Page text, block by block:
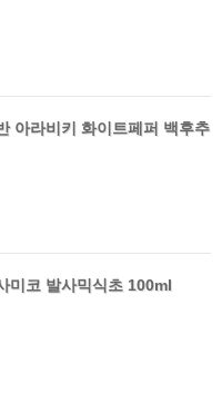
아라비키 화이트페퍼 백후추
미코 발사믹식초 100ml